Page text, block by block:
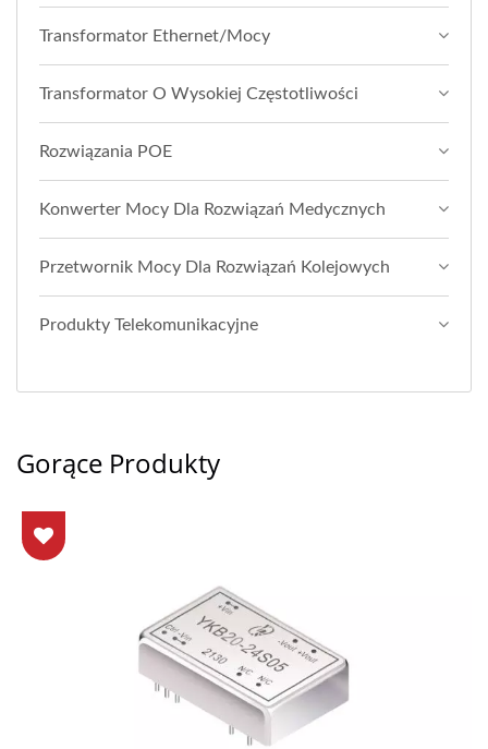
Transformator Ethernet/Mocy
Transformator O Wysokiej Częstotliwości
Rozwiązania POE
Konwerter Mocy Dla Rozwiązań Medycznych
Przetwornik Mocy Dla Rozwiązań Kolejowych
Produkty Telekomunikacyjne
Gorące Produkty